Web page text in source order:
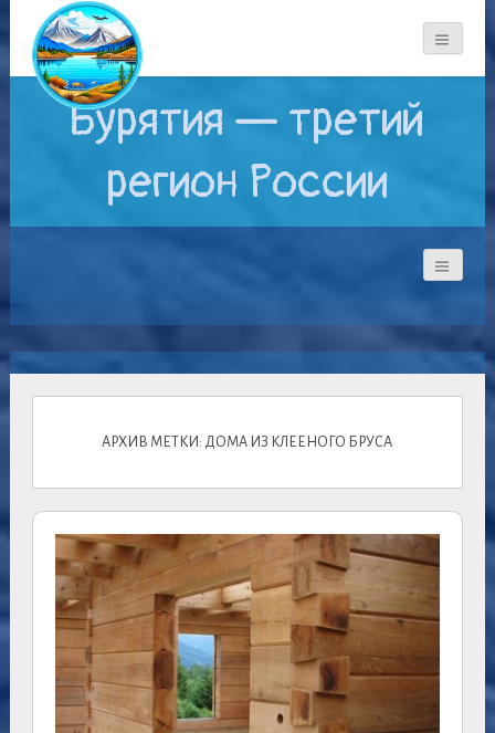
Бурятия — третий
регион России
АРХИВ МЕТКИ: ДОМА ИЗ КЛЕЕНОГО БРУСА